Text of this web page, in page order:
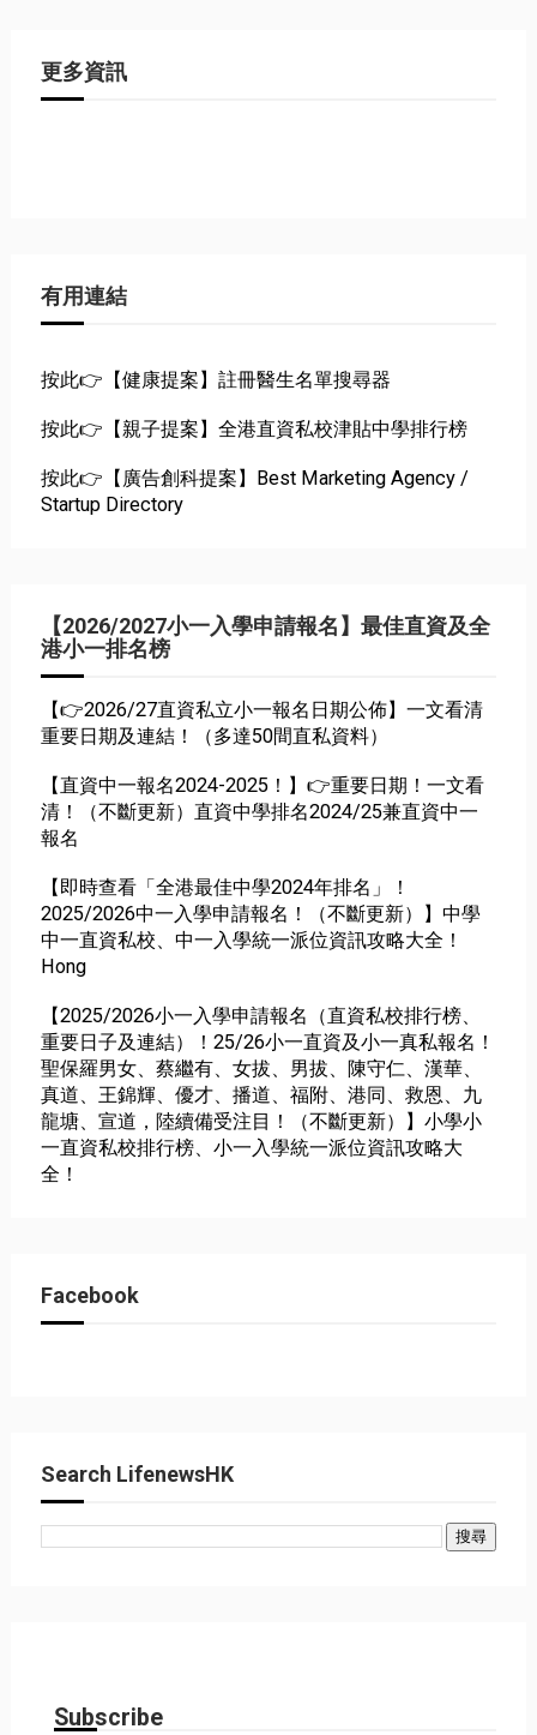
更多資訊
有用連結
按此👉【健康提案】註冊醫生名單搜尋器
按此👉【親子提案】全港直資私校津貼中學排行榜
按此👉【廣告創科提案】Best Marketing Agency /
Startup Directory
【2026/2027小一入學申請報名】最佳直資及全
港小一排名榜
【👉2026/27直資私立小一報名日期公佈】一文看清
重要日期及連結！（多達50間直私資料）
【直資中一報名2024-2025！】👉重要日期！一文看
清！（不斷更新）直資中學排名2024/25兼直資中一
報名
【即時查看「全港最佳中學2024年排名」！
2025/2026中一入學申請報名！（不斷更新）】中學
中一直資私校、中一入學統一派位資訊攻略大全！
Hong
【2025/2026小一入學申請報名（直資私校排行榜、
重要日子及連結）！25/26小一直資及小一真私報名！
聖保羅男女、蔡繼有、女拔、男拔、陳守仁、漢華、
真道、王錦輝、優才、播道、福附、港同、救恩、九
龍塘、宣道，陸續備受注目！（不斷更新）】小學小
一直資私校排行榜、小一入學統一派位資訊攻略大
全！
Facebook
Search LifenewsHK
Subscribe